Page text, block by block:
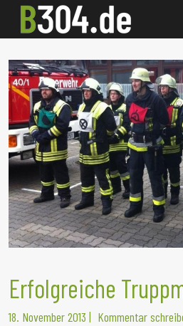
Erfolgreiche
18. November 2013 | Kommentar